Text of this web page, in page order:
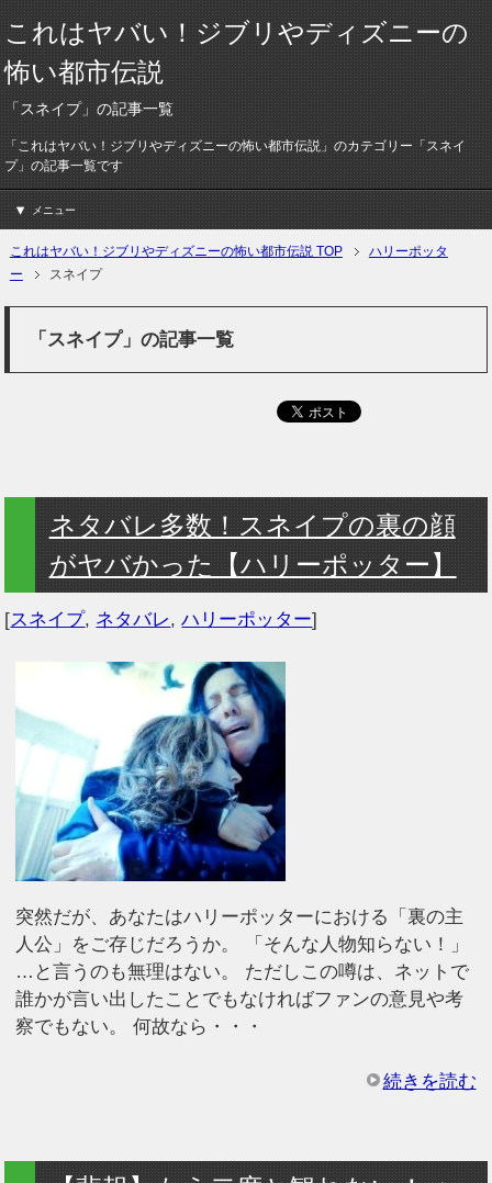
これはヤバい！ジブリやディズニーの
怖い都市伝説
「スネイプ」の記事一覧
「これはヤバい！ジブリやディズニーの怖い都市伝説」のカテゴリー「スネイ
プ」の記事一覧です
メニュー
これはヤバい！ジブリやディズニーの怖い都市伝説 TOP
ハリーポッタ
ー
スネイプ
「スネイプ」の記事一覧
ネタバレ多数！スネイプの裏の顔
がヤバかった【ハリーポッター】
[スネイプ, ネタバレ,ハリーポッター]
突然だが、あなたはハリーポッターにおける「裏の主
人公」をご存じだろうか。 「そんな人物知らない！」
…と言うのも無理はない。 ただしこの噂は、ネットで
誰かが言い出したことでもなければファンの意見や考
察でもない。 何故なら・・・
続きを読む